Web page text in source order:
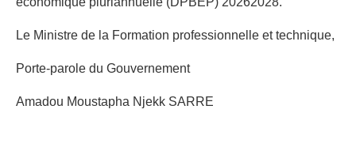
Le Ministre de la Formation professionnelle et technique,
Porte-parole du Gouvernement
Amadou Moustapha Njekk SARRE